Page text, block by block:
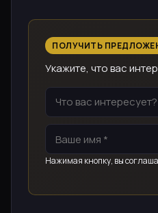
ПОЛУЧИТЬ
Укажите, что вас
Нажимая кнопку, вы